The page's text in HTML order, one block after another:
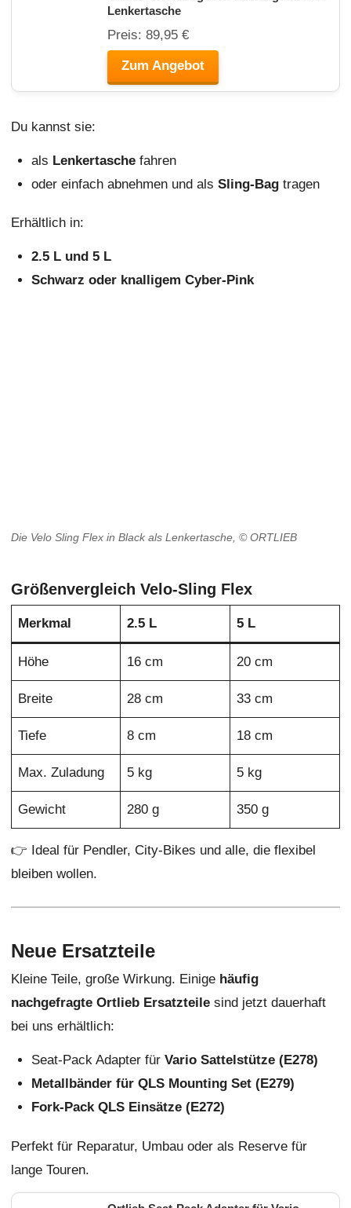
Lenkertasche
Preis: 89,95 €
Zum Angebot
Du kannst sie:
als Lenkertaschefahren
oder einfach abnehmen und als Sling-Bagtragen
Erhältlich in:
2.5 L und 5 L
Schwarz oder knalligem Cyber-Pink
Die Velo Sling Flex in Black als Lenkertasche, © ORTLIEB
Größenvergleich Velo-Sling Flex
Merkmal 2.5 L 5 L
Höhe 16 cm 20 cm
Breite 28 cm 33 cm
Tiefe 8 cm 18 cm
Max. Zuladung 5 kg 5 kg
Gewicht 280 g 350 g
👉 Ideal für Pendler, City-Bikes und alle, die flexibel
bleiben wollen.
Neue Ersatzteile
Kleine Teile, große Wirkung. Einige häufig
nachgefragte Ortlieb Ersatzteilesind jetzt dauerhaft
bei uns erhältlich:
Seat-Pack Adapter für Vario Sattelstütze (E278)
Metallbänder für QLS Mounting Set (E279)
Fork-Pack QLS Einsätze (E272)
Perfekt für Reparatur, Umbau oder als Reserve für
lange Touren.